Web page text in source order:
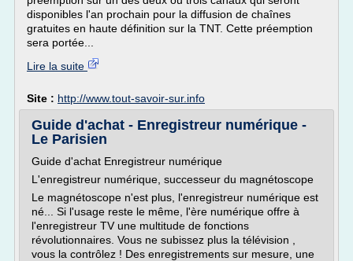
disponibles l'an prochain pour la diffusion de chaînes
gratuites en haute définition sur la TNT. Cette préemption
sera portée...
Lire la suite
Site : http://www.tout-savoir-sur.info
Guide d'achat - Enregistreur numérique -
Le Parisien
Guide d'achat Enregistreur numérique
L'enregistreur numérique, successeur du magnétoscope
Le magnétoscope n'est plus, l'enregistreur numérique est
né... Si l'usage reste le même, l'ère numérique offre à
l'enregistreur TV une multitude de fonctions
révolutionnaires. Vous ne subissez plus la télévision ,
vous la contrôlez ! Des enregistrements sur mesure, une